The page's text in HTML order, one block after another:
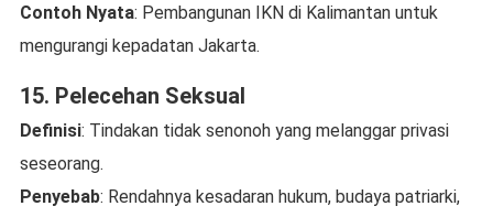
Contoh Nyata: Pembangunan IKN di Kalimantan untuk
mengurangi kepadatan Jakarta.
15. Pelecehan Seksual
Definisi: Tindakan tidak senonoh yang melanggar privasi
seseorang.
Penyebab: Rendahnya kesadaran hukum, budaya patriarki,